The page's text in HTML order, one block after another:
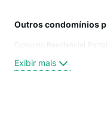
Outros condomínios
Conjunto Residencial Portal
Exibir mais